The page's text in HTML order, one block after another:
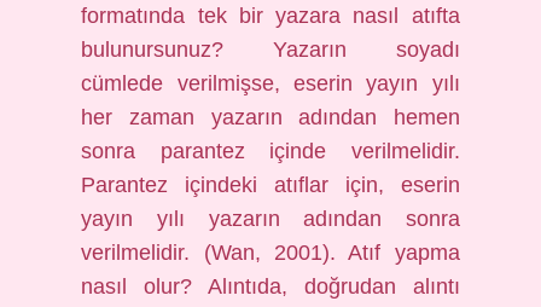
formatında tek bir yazara nasıl atıfta
bulunursunuz? Yazarın soyadı
cümlede verilmişse, eserin yayın yılı
her zaman yazarın adından hemen
sonra parantez içinde verilmelidir.
Parantez içindeki atıflar için, eserin
yayın yılı yazarın adından sonra
verilmelidir. (Wan, 2001). Atıf yapma
nasıl olur? Alıntıda, doğrudan alıntı